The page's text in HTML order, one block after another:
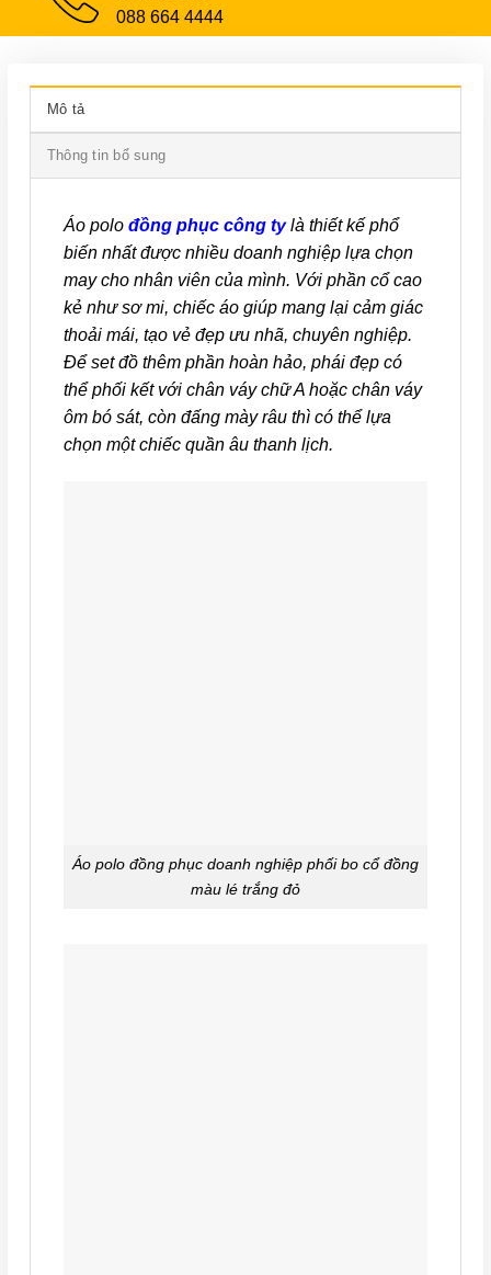
088 664 4444
Mô tả
Thông tin bổ sung
Áo polođồng phục công tylà thiết kế phổ
biến nhất được nhiều doanh nghiệp lựa chọn
may cho nhân viên của mình. Với phần cổ cao
kẻ như sơ mi, chiếc áo giúp mang lại cảm giác
thoải mái, tạo vẻ đẹp ưu nhã, chuyên nghiệp.
Để set đồ thêm phần hoàn hảo, phái đẹp có
thể phối kết với chân váy chữ A hoặc chân váy
ôm bó sát, còn đấng mày râu thì có thể lựa
chọn một chiếc quần âu thanh lịch.
Áo polo đồng phục doanh nghiệp phối bo cổ đồng
màu lé trắng đỏ